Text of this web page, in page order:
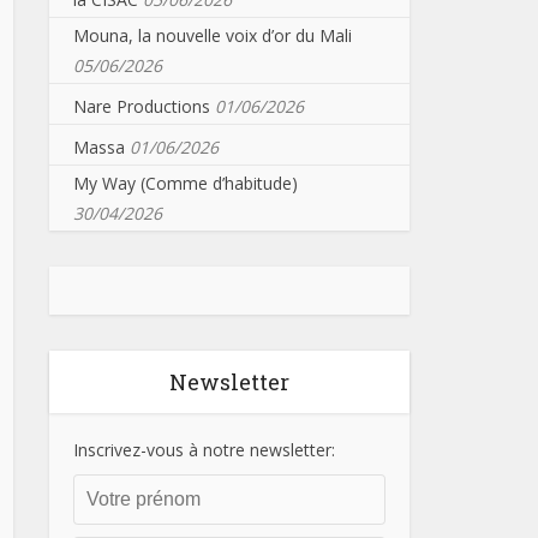
Mouna, la nouvelle voix d’or du Mali
05/06/2026
Nare Productions 01/06/2026
Massa 01/06/2026
My Way (Comme d’habitude)
30/04/2026
Newsletter
Inscrivez-vous à notre newsletter: